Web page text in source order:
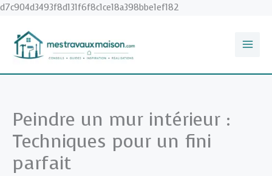
d7c904d3493f8d131f6f8c1ce18a398bbe1ef182
Peindre un mur intérieur :
Techniques pour un fini
parfait